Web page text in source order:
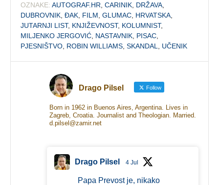
OZNAKE: AUTOGRAF.HR ,CARINIK DRŽAVA
DUBROVNIK ,ĐAK FILM ,GLUMAC HRVATSKA
JUTARNJI LIST, KNJIŽEVNOST, KOLUMNIST,
MILJENKO JERGOVIĆ NASTAVNIK PISAC
PJESNIŠTVO ROBIN WILLIAMS ,SKANDAL UČENIK
Drago Pilsel Follow
Born in 1962 in Buenos Aires, Argentina. Lives in
Zagreb, Croatia. Journalist and Theologian. Married.
d.pilsel@zamir.net
Drago Pilsel 4 Jul
Papa Prevost je, nikako